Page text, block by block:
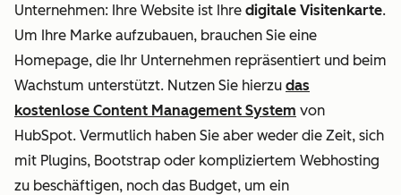
Unternehmen: Ihre Website ist Ihre digitale Visitenkarte.
Um Ihre Marke aufzubauen, brauchen Sie eine
Homepage, die Ihr Unternehmen repräsentiert und beim
Wachstum unterstützt. Nutzen Sie hierzu das
kostenlose Content Management System von
HubSpot. Vermutlich haben Sie aber weder die Zeit, sich
mit Plugins, Bootstrap oder kompliziertem Webhosting
zu beschäftigen, noch das Budget, um ein